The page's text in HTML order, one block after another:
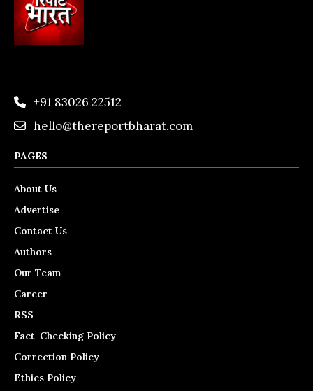
+91 83026 22512
hello@thereportbharat.com
PAGES
About Us
Advertise
Contact Us
Authors
Our Team
Career
RSS
Fact-Checking Policy
Correction Policy
Ethics Policy